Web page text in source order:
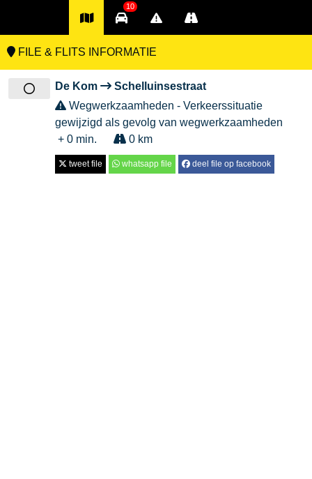
10
FILE & FLITS INFORMATIE
De Kom
Schelluinsestraat
Wegwerkzaamheden - Verkeerssituatie
gewijzigd als gevolg van wegwerkzaamheden
+ 0 min.
0 km
tweet file whatsapp file deel file op facebook